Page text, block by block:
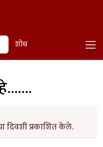
शोध
दिवशी प्रकाशित केले.